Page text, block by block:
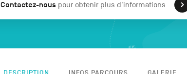
Contactez-nous pour obtenir plus d'informations